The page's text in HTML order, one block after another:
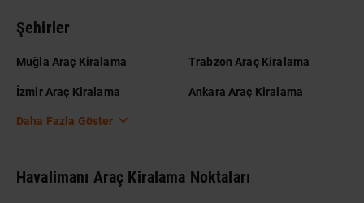
Şehirler
Muğla Araç Kiralama Trabzon Araç Kiralama
İzmir Araç Kiralama Ankara Araç Kiralama
Daha Fazla Göster
Havalimanı Araç Kiralama Noktaları